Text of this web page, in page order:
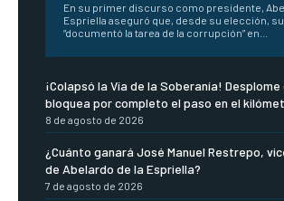
En su primer discurso como presidente,
Espriella aseguró que, desde su elección,
“documentó la tarea de la corrupción” en...
¡Colapsó la Vía de la Soberanía!
bloquea por completo el paso en el
8 de agosto de 2026
¿Cuánto ganará José Manuel Restrepo,
de Abelardo de la Espriella?
7 de agosto de 2026